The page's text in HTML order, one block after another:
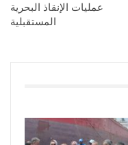
عمليات الإنقاذ البحرية
المستقبلية